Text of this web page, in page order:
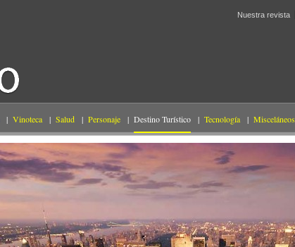
Nuestra revista
| Vinoteca | Salud | Personaje | Destino Turístico | Tecnología | Misceláneos